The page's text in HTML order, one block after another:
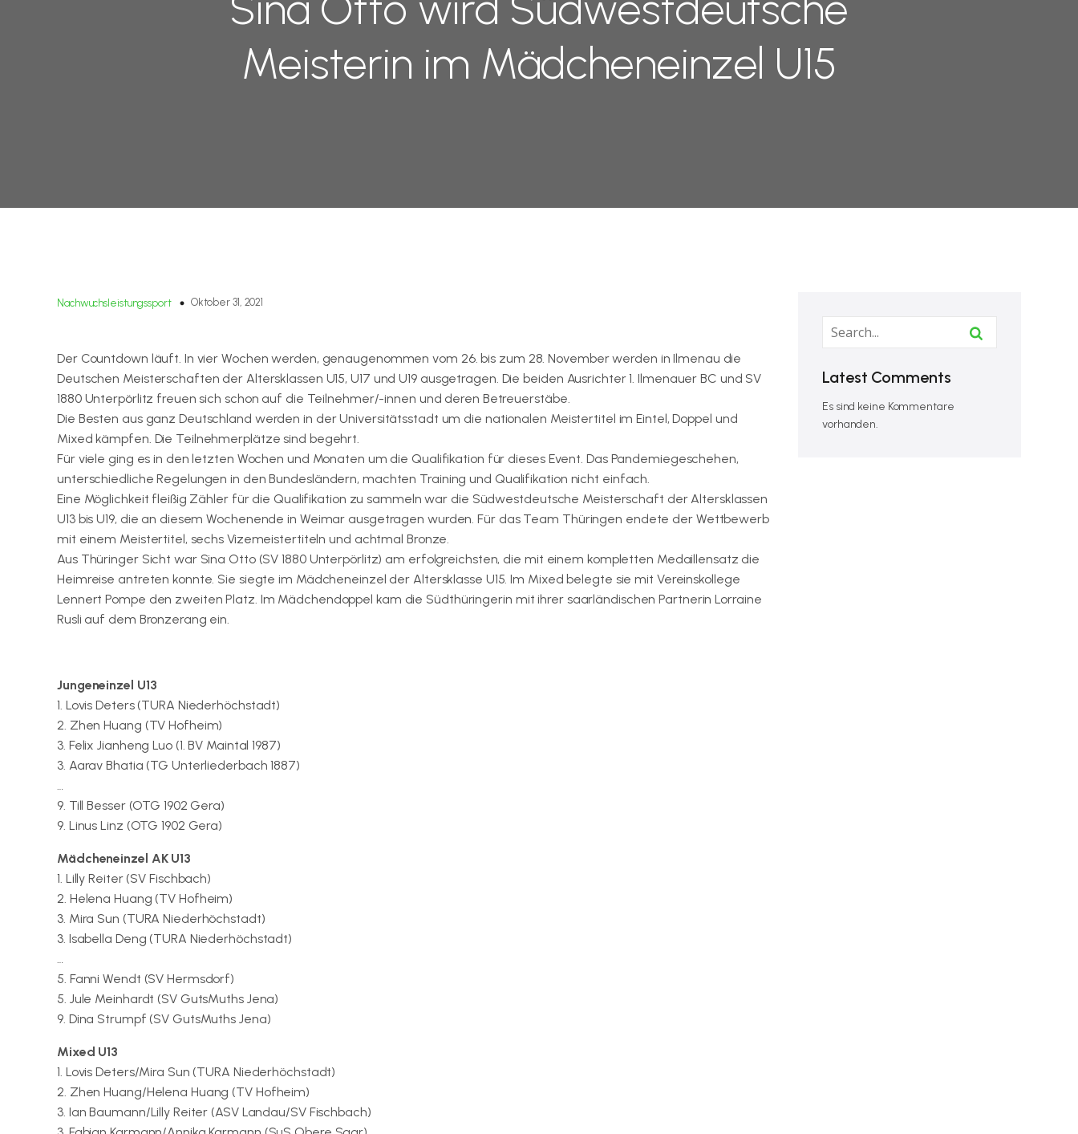
Meisterin im Mädcheneinzel U15
Nachwuchsleistungssport Oktober 31, 2021
Der Countdown läuft. In vier Wochen werden, genaugenommen vom 26. bis zum 28. November werden in Ilmenau die
Deutschen Meisterschaften der Altersklassen U15, U17 und U19 ausgetragen. Die beiden Ausrichter 1. Ilmenauer BC und SV
1880 Unterpörlitz freuen sich schon auf die Teilnehmer/-innen und deren Betreuerstäbe.
Die Besten aus ganz Deutschland werden in der Universitätsstadt um die nationalen Meistertitel im Eintel, Doppel und
Mixed kämpfen. Die Teilnehmerplätze sind begehrt.
Für viele ging es in den letzten Wochen und Monaten um die Qualifikation für dieses Event. Das Pandemiegeschehen,
unterschiedliche Regelungen in den Bundesländern, machten Training und Qualifikation nicht einfach.
Eine Möglichkeit fleißig Zähler für die Qualifikation zu sammeln war die Südwestdeutsche Meisterschaft der Altersklassen
U13 bis U19, die an diesem Wochenende in Weimar ausgetragen wurden. Für das Team Thüringen endete der Wettbewerb
mit einem Meistertitel, sechs Vizemeistertiteln und achtmal Bronze.
Aus Thüringer Sicht war Sina Otto (SV 1880 Unterpörlitz) am erfolgreichsten, die mit einem kompletten Medaillensatz die
Heimreise antreten konnte. Sie siegte im Mädcheneinzel der Altersklasse U15. Im Mixed belegte sie mit Vereinskollege
Lennert Pompe den zweiten Platz. Im Mädchendoppel kam die Südthüringerin mit ihrer saarländischen Partnerin Lorraine
Rusli auf dem Bronzerang ein.
Jungeneinzel U13
1. Lovis Deters (TURA Niederhöchstadt)
2. Zhen Huang (TV Hofheim)
3. Felix Jianheng Luo (1. BV Maintal 1987)
3. Aarav Bhatia (TG Unterliederbach 1887)
…
9. Till Besser (OTG 1902 Gera)
9. Linus Linz (OTG 1902 Gera)
Mädcheneinzel AK U13
1. Lilly Reiter (SV Fischbach)
2. Helena Huang (TV Hofheim)
3. Mira Sun (TURA Niederhöchstadt)
3. Isabella Deng (TURA Niederhöchstadt)
…
5. Fanni Wendt (SV Hermsdorf)
5. Jule Meinhardt (SV GutsMuths Jena)
9. Dina Strumpf (SV GutsMuths Jena)
Mixed U13
1. Lovis Deters/Mira Sun (TURA Niederhöchstadt)
2. Zhen Huang/Helena Huang (TV Hofheim)
3. Ian Baumann/Lilly Reiter (ASV Landau/SV Fischbach)
Latest Comments
Es sind keine Kommentare
vorhanden.